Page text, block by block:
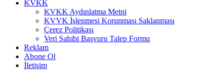
KVKK
KVKK Aydınlatma Metni
KVVK İşlenmesi Korunması Saklanması
Çerez Politikası
Veri Sahibi Başvuru Talep Formu
Reklam
Abone Ol
İletişim